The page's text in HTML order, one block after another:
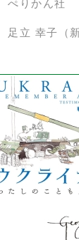
ぺりかん社
足立 幸子（